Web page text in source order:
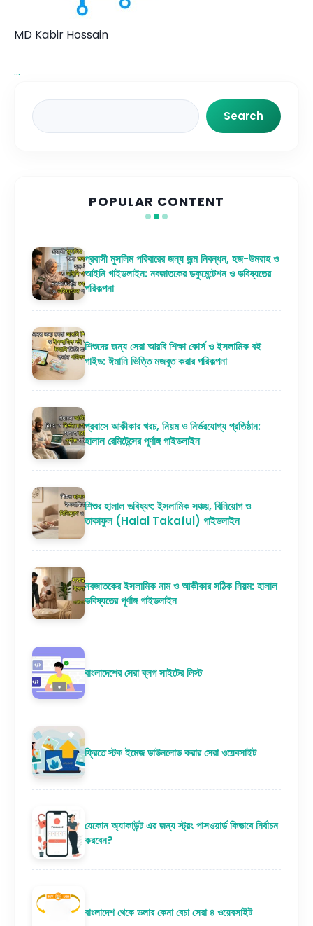
MD Kabir Hossain
...
Search
Search
POPULAR CONTENT
প্রবাসী মুসলিম পরিবারের জন্য জন্ম নিবন্ধন, হজ-উমরাহ ও
আইনি গাইডলাইন: নবজাতকের ডকুমেন্টেশন ও ভবিষ্যতের
পরিকল্পনা
শিশুদের জন্য সেরা আরবি শিক্ষা কোর্স ও ইসলামিক বই
গাইড: ঈমানি ভিত্তি মজবুত করার পরিকল্পনা
প্রবাসে আকীকার খরচ, নিয়ম ও নির্ভরযোগ্য প্রতিষ্ঠান:
হালাল রেমিটেন্সের পূর্ণাঙ্গ গাইডলাইন
শিশুর হালাল ভবিষ্যৎ: ইসলামিক সঞ্চয়, বিনিয়োগ ও
তাকাফুল (Halal Takaful) গাইডলাইন
নবজাতকের ইসলামিক নাম ও আকীকার সঠিক নিয়ম: হালাল
ভবিষ্যতের পূর্ণাঙ্গ গাইডলাইন
বাংলাদেশের সেরা ব্লগ সাইটের লিস্ট
ফ্রিতে স্টক ইমেজ ডাউনলোড করার সেরা ওয়েবসাইট
যেকোন অ্যাকাউন্ট এর জন্য স্ট্রং পাসওয়ার্ড কিভাবে নির্বাচন
করবেন?
বাংলাদেশ থেকে ডলার কেনা বেচা সেরা ৪ ওয়েবসাইট